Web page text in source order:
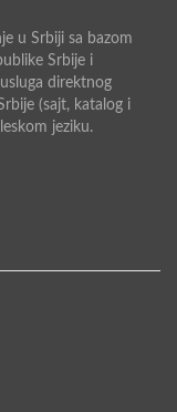
u Srbiji sa bazom
Srbije i
direktnog
(sajt, katalog i
jeziku.